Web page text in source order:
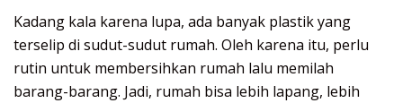
Kadang kala karena lupa, ada banyak plastik yang
terselip di sudut-sudut rumah. Oleh karena itu, perlu
rutin untuk membersihkan rumah lalu memilah
barang-barang. Jadi, rumah bisa lebih lapang, lebih